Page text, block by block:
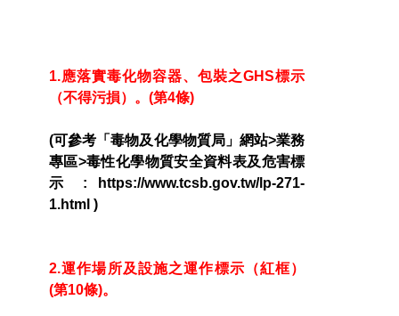
1.應落實毒化物容器、包裝之GHS標示
（不得污損）。(第4條)
(可參考「毒物及化學物質局」網站>業務
專區>毒性化學物質安全資料表及危害標
示 : https://www.tcsb.gov.tw/lp-271-
1.html )
2.運作場所及設施之運作標示（紅框）
(第10條)。